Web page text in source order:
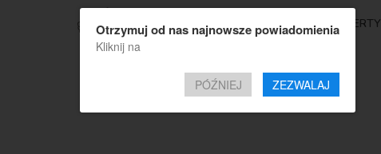
TOP OFERTY
Otrzymuj od nas najnowsze powiadomienia
Kliknij na
PÓŹNIEJ ZEZWALAJ